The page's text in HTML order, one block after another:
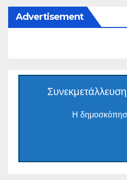
Advertisement
Η